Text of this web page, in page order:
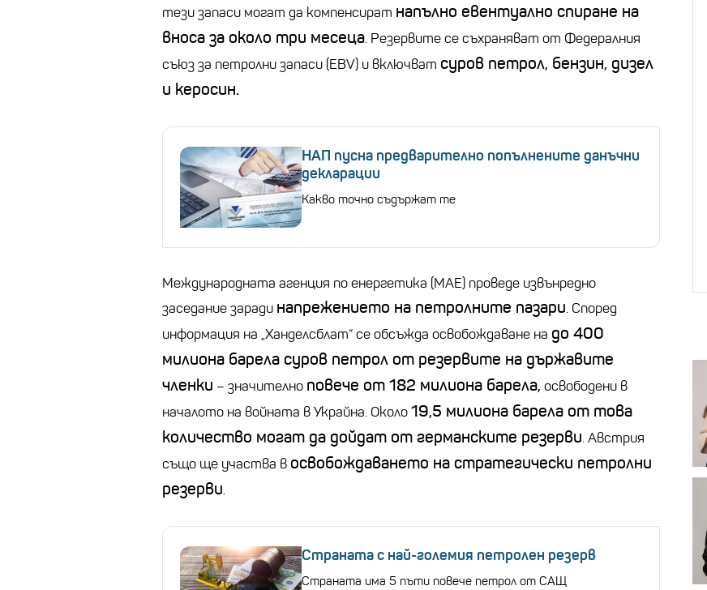
тези запаси могат да компенсират напълно евентуално спиране на
вноса за около три месеца. Резервите се съхраняват от Федералния
съюз за петролни запаси (EBV) и включват суров петрол, бензин, дизел
и керосин.
НАП пусна предварително попълнените данъчни
декларации
Какво точно съдържат те
Международната агенция по енергетика (МАЕ) проведе извънредно
заседание заради напрежението на петролните пазари. Според
информация на „Ханделсблат“ се обсъжда освобождаване на до 400
милиона барела суров петрол от резервите на държавите
членки – значително повече от 182 милиона барела, освободени в
началото на войната в Украйна. Около19,5 милиона барела от това
количество могат да дойдат от германските резерви. Австрия
също ще участва в освобождаването на стратегически петролни
резерви.
Страната с най-големия петролен резерв
Страната има 5 пъти повече петрол от САЩ